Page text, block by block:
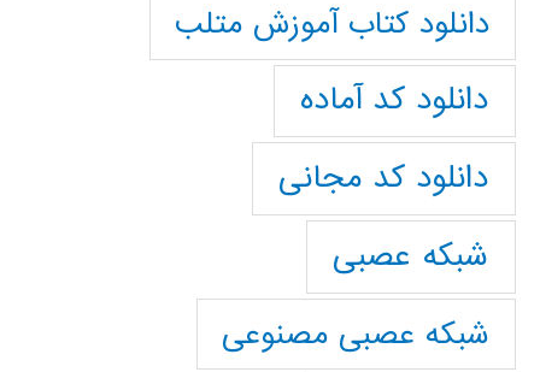
دانلود کتاب آموزش متلب
دانلود کد آماده
دانلود کد مجانی
شبکه عصبی
شبکه عصبی مصنوعی